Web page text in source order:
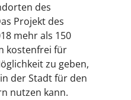
des
Projekt des
mehr als 150
kostenfrei für
zu geben,
der Stadt für den
nutzen kann.